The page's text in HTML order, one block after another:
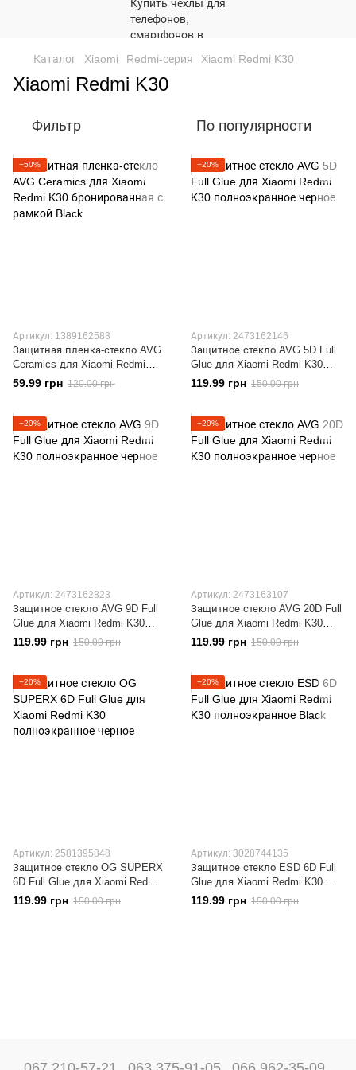
Каталог Xiaomi Redmi-серия Xiaomi Redmi K30
Xiaomi Redmi K30
Фильтр По популярности
−50%
Артикул: 1389162583
Защитная пленка-стекло AVG
Ceramics для Xiaomi Redmi
K30 бронированная с рамкой
59.99 грн 120.00 грн
−20%
Артикул: 2473162146
Защитное стекло AVG 5D Full
Glue для Xiaomi Redmi K30
полноэкранное черное
119.99 грн 150.00 грн
−20%
Артикул: 2473162823
Защитное стекло AVG 9D Full
Glue для Xiaomi Redmi K30
полноэкранное черное
119.99 грн 150.00 грн
−20%
Артикул: 2473163107
Защитное стекло AVG 20D Full
Glue для Xiaomi Redmi K30
полноэкранное черное
119.99 грн 150.00 грн
−20%
Артикул: 2581395848
Защитное стекло OG SUPERX
6D Full Glue для Xiaomi Redmi
K30 полноэкранное черное
119.99 грн 150.00 грн
−20%
Артикул: 3028744135
Защитное стекло ESD 6D Full
Glue для Xiaomi Redmi K30
полноэкранное Black
119.99 грн 150.00 грн